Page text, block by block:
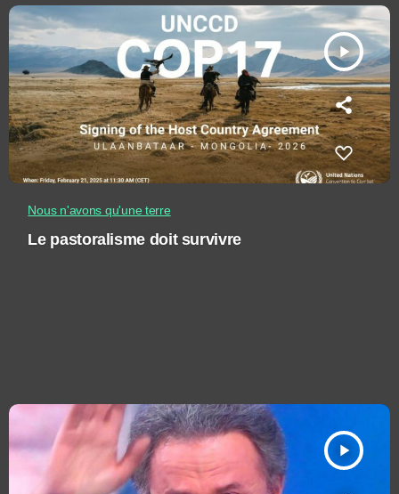
play_arrow
Nous n'avons qu'une terre
Le pastoralisme doit survivre
play_arrow